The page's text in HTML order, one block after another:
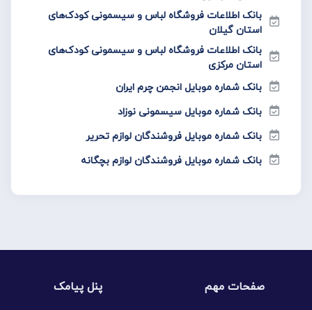
بانک اطلاعات فروشگاه لباس و سیسمونی کودک‌های
استان گیلان
بانک اطلاعات فروشگاه لباس و سیسمونی کودک‌های
استان مرکزی
بانک شماره موبایل انجمن چرم ایران
بانک شماره موبایل سیسمونی نوزاد
بانک شماره موبایل فروشندگان لوازم تحریر
بانک شماره موبایل فروشندگان لوازم بچگانه
صفحات مهم پنل پیامک